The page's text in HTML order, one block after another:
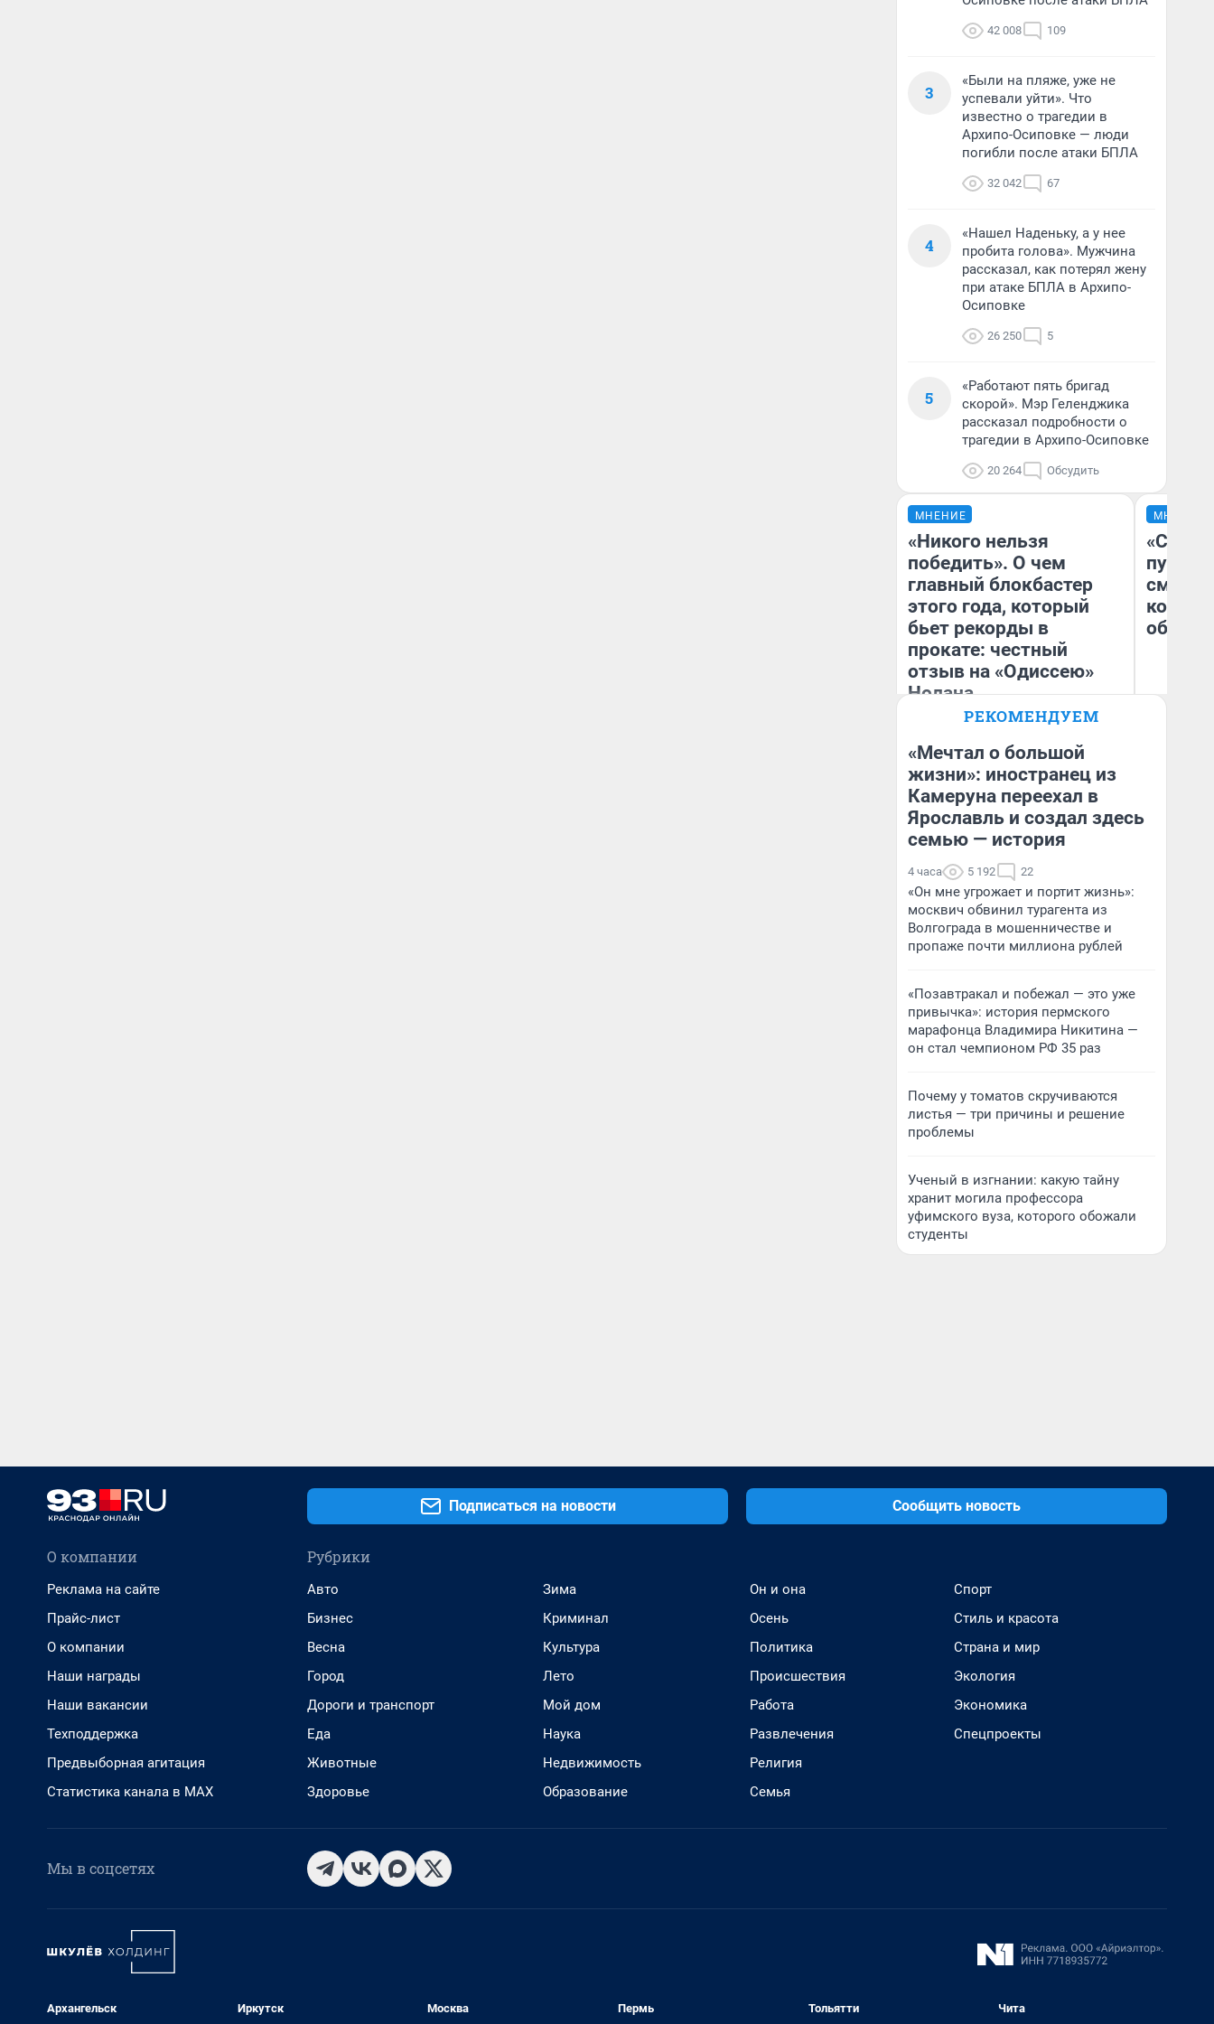
42 008 109
3
«Были на пляже, уже не
успевали уйти». Что
известно о трагедии в
Архипо-Осиповке — люди
погибли после атаки БПЛА
32 042 67
4
«Нашел Наденьку, а у нее
пробита голова». Мужчина
рассказал, как потерял жену
при атаке БПЛА в Архипо-
Осиповке
26 250 5
5
«Работают пять бригад
скорой». Мэр Геленджика
рассказал подробности о
трагедии в Архипо-Осиповке
20 264 Обсудить
МНЕНИЕ
«Никого нельзя
победить». О чем
главный блокбастер
этого года, который
бьет рекорды в
прокате: честный
отзыв на «Одиссею»
Нолана
Стас Соколов
МНЕНИЕ
РЕКОМЕНДУЕМ
«Мечтал о большой
жизни»: иностранец из
Камеруна переехал в
Ярославль и создал здесь
семью — история
4 часа 5 192 22
«Он мне угрожает и портит жизнь»:
москвич обвинил турагента из
Волгограда в мошенничестве и
пропаже почти миллиона рублей
«Позавтракал и побежал — это уже
привычка»: история пермского
марафонца Владимира Никитина —
он стал чемпионом РФ 35 раз
Почему у томатов скручиваются
листья — три причины и решение
проблемы
Ученый в изгнании: какую тайну
хранит могила профессора
уфимского вуза, которого обожали
студенты
Подписаться на новости Сообщить новость
О компании
Реклама на сайте
Прайс-лист
О компании
Наши награды
Наши вакансии
Техподдержка
Предвыборная агитация
Статистика канала в MAX
Рубрики
Авто
Бизнес
Весна
Город
Дороги и транспорт
Еда
Животные
Здоровье
Зима
Криминал
Культура
Лето
Мой дом
Наука
Недвижимость
Образование
Он и она
Осень
Политика
Происшествия
Работа
Развлечения
Религия
Семья
Спорт
Стиль и красота
Страна и мир
Экология
Экономика
Спецпроекты
Мы в соцсетях
Архангельск Иркутск Москва Пермь Тольятти Чита